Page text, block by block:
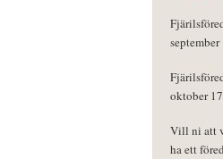
oktober
Vill ni att
ha ett